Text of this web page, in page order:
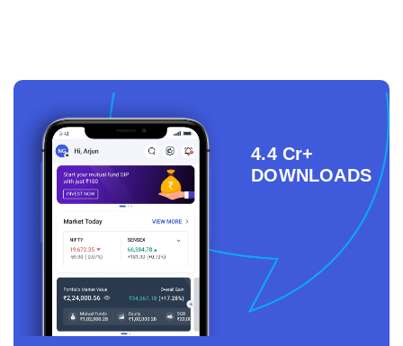
4.4 Cr+
DOWNLOADS